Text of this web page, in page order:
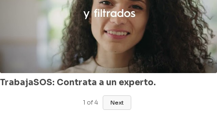
TrabajaSOS: Contrata a un experto.
1 of 4 Next